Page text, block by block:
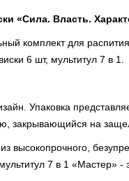
«Сила. Власть.
комплект для
6 шт, мультитул 7 в 1.
Упаковка
закрывающийся на
высокопрочного,
7 в 1 «Мастер»